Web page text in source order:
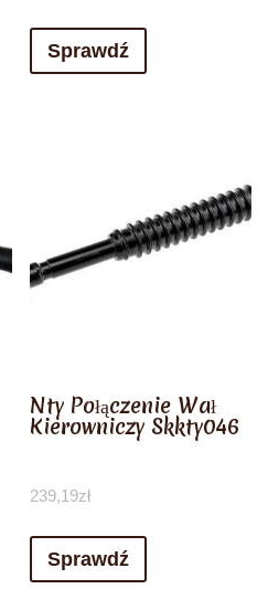
Sprawdź
Nty Połączenie Wał
Kierowniczy Skkty046
239,19zł
Sprawdź